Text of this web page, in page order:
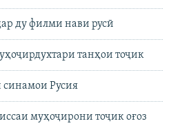
ду филми нави русӣ
танҳои тоҷик
синамои Русия
муҳоҷирони тоҷик оғоз